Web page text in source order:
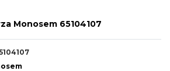
Monosem 65104107